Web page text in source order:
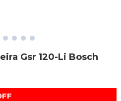
Gsr 120-Li Bosch